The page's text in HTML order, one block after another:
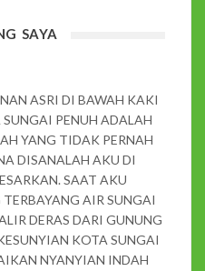
SAYA
ASRI DI BAWAH KAKI
PENUH ADALAH
YANG TIDAK PERNAH
DISANALAH AKU DI
SAAT AKU
AIR SUNGAI
DERAS DARI GUNUNG
KOTA SUNGAI
NYANYIAN INDAH